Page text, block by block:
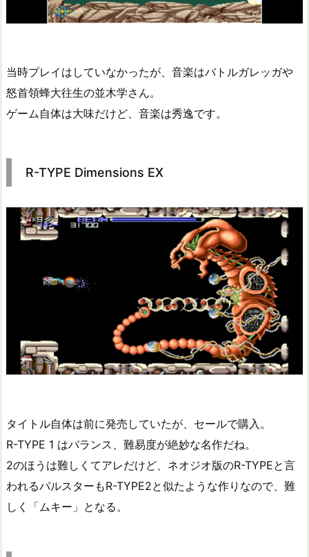
当時プレイはしていなかったが、音楽はバトルガレッガや
怒首領蜂大往生の並木学さん。
ゲーム自体は大味だけど、音楽は秀逸です。
R-TYPE Dimensions EX
タイトル自体は前に発売していたが、セールで購入。
R-TYPE 1 はバランス、難易度が絶妙な名作だね。
2のほうは難しくてアレだけど、ネオジオ版のR-TYPEと言
われるパルスターもR-TYPE2と似たような作りなので、難
しく「ムキー」となる。